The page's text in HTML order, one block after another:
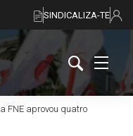
SINDICALIZA-TE
FNE aprovou quatro